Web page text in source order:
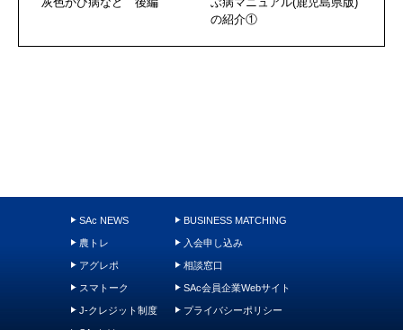
の紹介①
SAc NEWS
農トレ
アグレポ
スマトーク
J-クレジット制度
BUSINESS MATCHING
入会申し込み
相談窓口
SAc会員企業Webサイト
プライバシーポリシー